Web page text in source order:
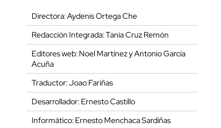
Directora: Aydenis Ortega Che
Redacción Integrada: Tania Cruz Remón
Editores web: Noel Martínez y Antonio García
Acuña
Traductor: Joao Fariñas
Desarrollador: Ernesto Castillo
Informático: Ernesto Menchaca Sardiñas